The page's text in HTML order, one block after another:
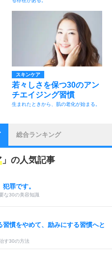
スキンケア
若々しさを保つ30のアン
チエイジング習慣
生まれたときから、肌の老化が始まる。
総合ランキング
」の人気記事
罪です。
な30の美容知識
習慣をやめて、励みにする習慣へと
す30の方法